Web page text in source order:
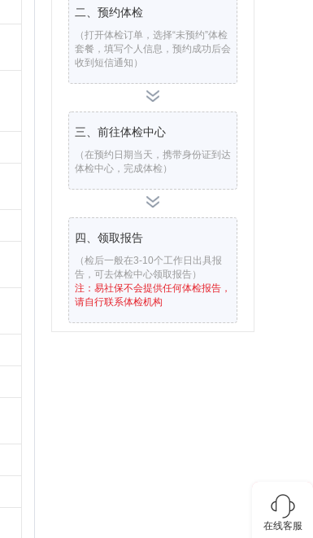
在线客服
二、预约体检
（打开体检订单，选择“未预约”体检
套餐，填写个人信息，预约成功后会
收到短信通知）
三、前往体检中心
（在预约日期当天，携带身份证到达
体检中心，完成体检）
四、领取报告
（检后一般在3-10个工作日出具报
告，可去体检中心领取报告）
注：易社保不会提供任何体检报告，
请自行联系体检机构